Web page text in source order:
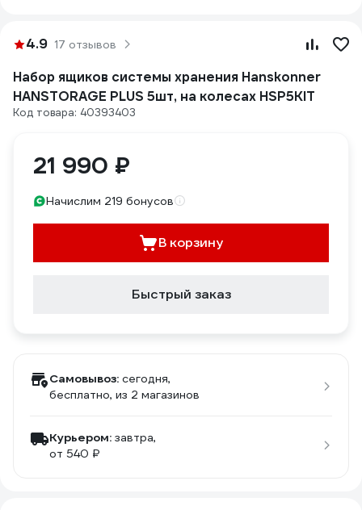
4.9 17 отзывов
Набор ящиков системы хранения Hanskonner
HANSTORAGE PLUS 5шт, на колесах HSP5KIT
Код товара: 40393403
21 990 ₽
Начислим 219 бонусов
В корзину
Быстрый заказ
Самовывоз: сегодня,
бесплатно, из 2 магазинов
Курьером: завтра,
от 540 ₽